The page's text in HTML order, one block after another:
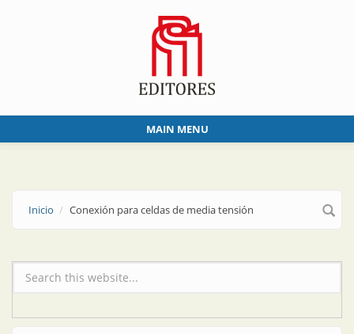
MAIN MENU
Inicio Conexión para celdas de media tensión
Formulario de búsqueda